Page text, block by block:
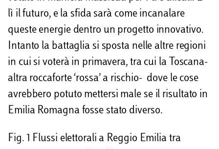
lì il futuro, e la sfida sarà come incanalare
queste energie dentro un progetto innovativo.
Intanto la battaglia si sposta nelle altre regioni
in cui si voterà in primavera, tra cui la Toscana-
altra roccaforte ‘rossa’ a rischio- dove le cose
avrebbero potuto mettersi male se il risultato in
Emilia Romagna fosse stato diverso.
Fig. 1 Flussi elettorali a Reggio Emilia tra